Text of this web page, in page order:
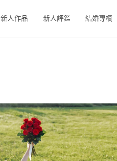
新人作品 新人評鑑 結婚專欄